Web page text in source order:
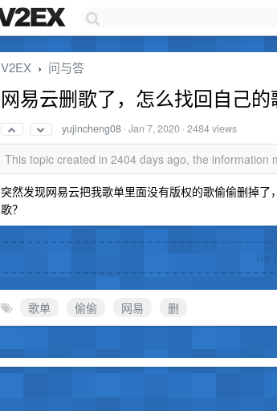
V2EX › 问与答
网易云删歌了，怎么找回自己的
yujincheng08 ·Jan 7, 2020 · 2484 views
This topic created in 2404 days ago, the information
突然发现网易云把我歌单里面没有版权的歌偷偷删掉
歌？
No
歌单 偷偷 网易 删